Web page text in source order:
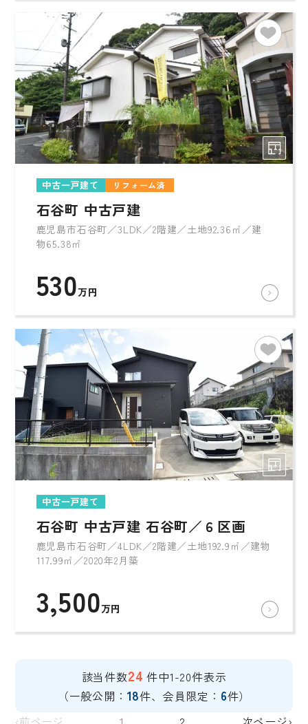
中古一戸建て リフォーム済
石谷町 中古戸建
鹿児島市石谷町／3LDK／2階建／土地92.36㎡／建
物65.38㎡
530万円
中古一戸建て
石谷町 中古戸建 石谷町／６区画
鹿児島市石谷町／4LDK／2階建／土地192.9㎡／建物
117.99㎡／2020年2月築
3,500万円
該当件数24 件中1-20件表示
（一般公開： 18件、会員限定： 6件）